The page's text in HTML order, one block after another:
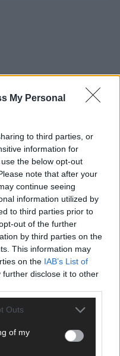
My Personal
to third parties, or
information for
the below opt-out
note that after your
continue seeing
information utilized by
to third parties prior to
out of the further
by third parties on the
This information may
on the IAB’s List of
further disclose it to other
Outs
of my
UP 22529 Artikel
unsere Redakteur alles,
das Team hinter den
FLASH UP seht. Ob
spannende Hintergründe
auf den Punkt.